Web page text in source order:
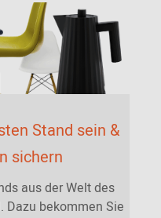
Stand sein &
sichern
aus der Welt des
Dazu bekommen Sie